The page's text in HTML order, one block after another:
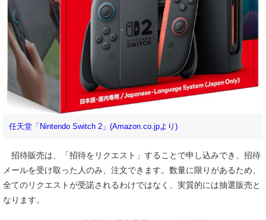
任天堂「Nintendo Switch 2」(Amazon.co.jpより)
招待販売は、「招待をリクエスト」することで申し込みでき、招待
メールを受け取った人のみ、注文できます。数量に限りがあるため、
全てのリクエストが受諾されるわけではなく、実質的には抽選販売と
なります。